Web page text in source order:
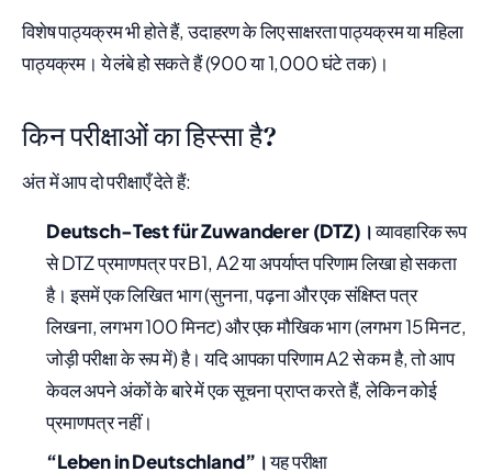
विशेष पाठ्यक्रम भी होते हैं, उदाहरण के लिए साक्षरता पाठ्यक्रम या महिला
पाठ्यक्रम। ये लंबे हो सकते हैं (900 या 1,000 घंटे तक)।
किन परीक्षाओं का हिस्सा है?
अंत में आप दो परीक्षाएँ देते हैं:
Deutsch-Test für Zuwanderer (DTZ)।व्यावहारिक रूप
से DTZ प्रमाणपत्र पर B1, A2 या अपर्याप्त परिणाम लिखा हो सकता
है। इसमें एक लिखित भाग (सुनना, पढ़ना और एक संक्षिप्त पत्र
लिखना, लगभग 100 मिनट) और एक मौखिक भाग (लगभग 15 मिनट,
जोड़ी परीक्षा के रूप में) है। यदि आपका परिणाम A2 से कम है, तो आप
केवल अपने अंकों के बारे में एक सूचना प्राप्त करते हैं, लेकिन कोई
प्रमाणपत्र नहीं।
“Leben in Deutschland”।यह परीक्षा